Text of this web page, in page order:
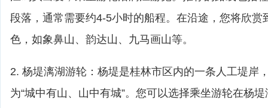
段落，通常需要约4-5小时的船程。在沿途，您将欣赏
色，如象鼻山、韵达山、九马画山等。
2. 杨堤漓湖游轮：杨堤是桂林市区内的一条人工堤岸
为“城中有山、山中有城”。您可以选择乘坐游轮在杨